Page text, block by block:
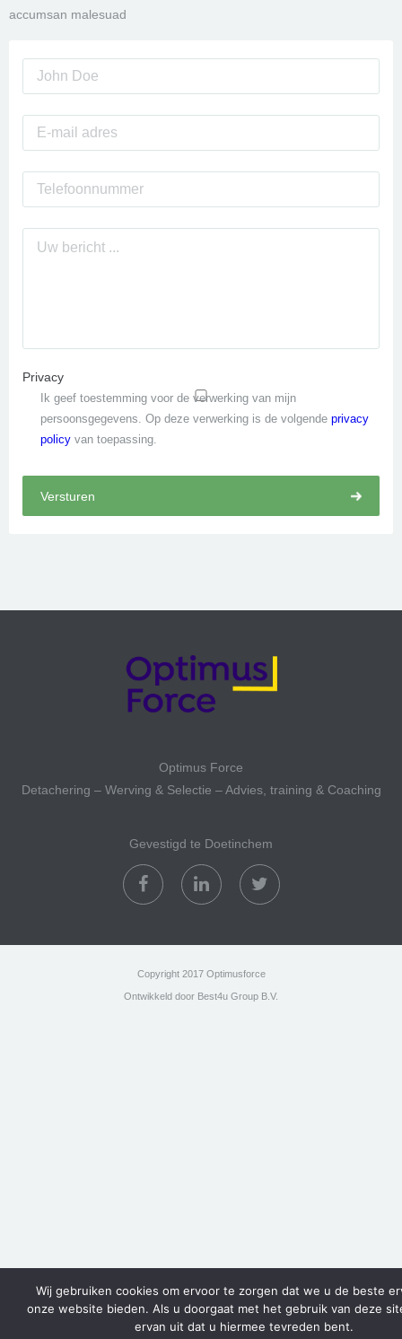
accumsan malesuad
Privacy
Ik geef toestemming voor de verwerking van mijn
persoonsgegevens. Op deze verwerking is de volgende privacy
policy van toepassing.
Optimus Force
Detachering – Werving & Selectie – Advies, training & Coaching
Gevestigd te Doetinchem
Copyright 2017 Optimusforce
Ontwikkeld door Best4u Group B.V.
Wij gebruiken cookies om ervoor te zorgen dat we u de beste
onze website bieden. Als u doorgaat met het gebruik van deze
ervan uit dat u hiermee tevreden bent.